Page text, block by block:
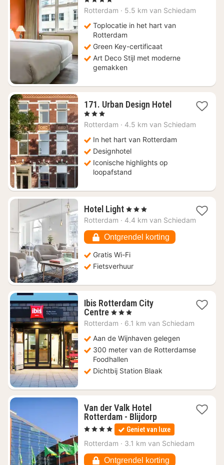
vanaf
69,68
Rotterdam · 5.5 km van Schiedam
Toplocatie in het hart van
Rotterdam
Green Key-certificaat
Art Deco Stijl met moderne
gemakken
171. Urban Design Hotel1
vanaf
69,71
, 3 Sterren
Rotterdam · 4.5 km van Schiedam
In het hart van Rotterdam
Designhotel
Iconische highlights op
loopafstand
Hotel Light1
nacht
€
70,18
, 3 Sterren
Rotterdam · 4.4 km van Schiedam
Ontgrendel korting
Gratis Wi-Fi
Fietsverhuur
Ibis Rotterdam City
Centre1
nacht
€
69,94
, 3 Sterren
Rotterdam · 6.1 km van Schiedam
Aan de Wijnhaven gelegen
300 meter van de Rotterdamse
Foodhallen
Dichtbij Station Blaak
Van der Valk Hotel
Rotterdam - Blijdorp1
nacht
vanaf
€
70,56
, 4 Sterren Geniet van luxe
Rotterdam · 3.1 km van Schiedam
Ontgrendel korting